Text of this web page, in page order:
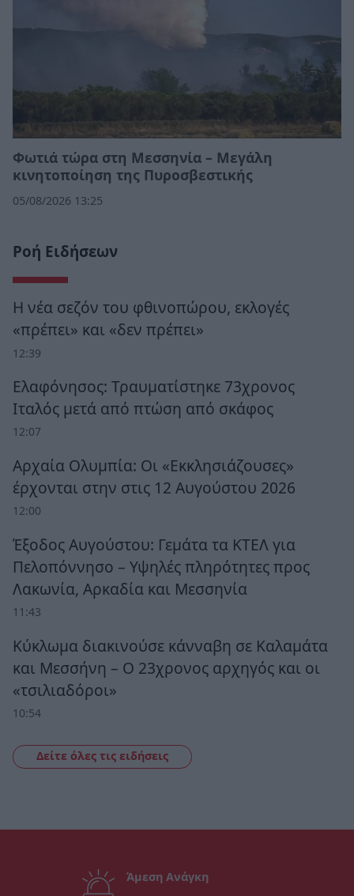
Φωτιά τώρα στη Μεσσηνία – Μεγάλη
κινητοποίηση της Πυροσβεστικής
05/08/2026 13:25
Ροή Ειδήσεων
Η νέα σεζόν του φθινοπώρου, εκλογές
«πρέπει» και «δεν πρέπει»
12:39
Ελαφόνησος: Τραυματίστηκε 73χρονος
Ιταλός μετά από πτώση από σκάφος
12:07
Αρχαία Ολυμπία: Οι «Εκκλησιάζουσες»
έρχονται στην στις 12 Αυγούστου 2026
12:00
Έξοδος Αυγούστου: Γεμάτα τα ΚΤΕΛ για
Πελοπόννησο – Υψηλές πληρότητες προς
Λακωνία, Αρκαδία και Μεσσηνία
11:43
Κύκλωμα διακινούσε κάνναβη σε Καλαμάτα
και Μεσσήνη – Ο 23χρονος αρχηγός και οι
«τσιλιαδόροι»
10:54
Δείτε όλες τις ειδήσεις
Άμεση Ανάγκη